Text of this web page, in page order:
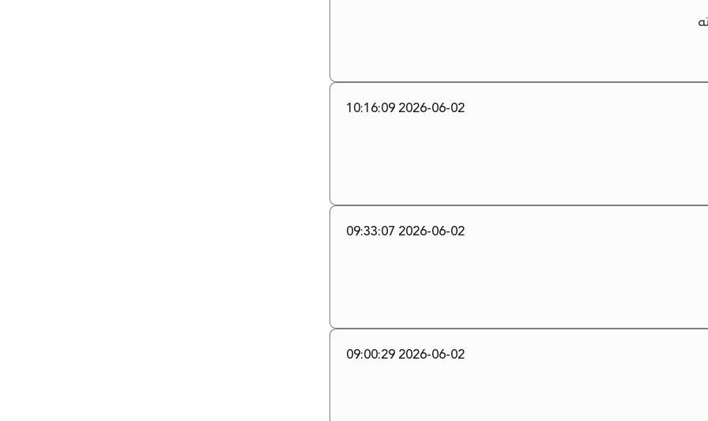
2026-06-02 10:16:09
2026-06-02 09:33:07
2026-06-02 09:00:29